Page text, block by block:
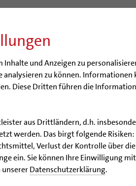
Inhalte und Anzeigen zu
zu können.
Diese Dritten führen die
aus Drittländern, d.h.
werden. Das birgt folgende
Verlust der Kontrolle über
ein. Sie können Ihre Einwilligung
Datenschutzerklärung.
BISTUM
Mit unserem